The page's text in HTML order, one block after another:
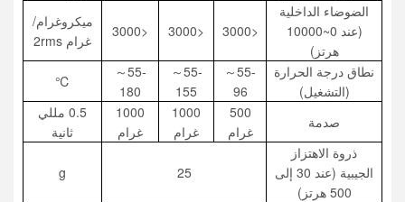
الضوضاء الداخلية
(عند 0~10000
هرتز)
<3000
<3000
<3000
ميكروغرام/
غرام 2rms
نطاق درجة الحرارة
(التشغيل)
-55～
96
-55～
155
-55～
180
℃
صدمة
500
غرام
1000
غرام
1000
غرام
0.5 مللي
ثانية
ذروة الاهتزاز
الجيبية (عند 30 إلى
500 هرتز)
25
g